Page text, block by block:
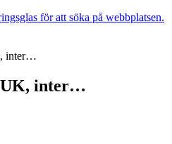
inter…
UK, inter…